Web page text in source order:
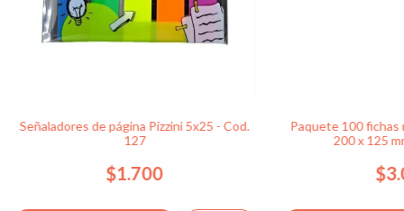
Señaladores de página Pizzini 5x25 - Cod.
127
$1.700
Paquete 100 fichas
200 x 125